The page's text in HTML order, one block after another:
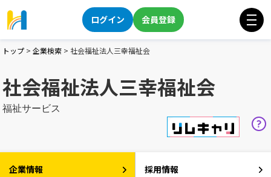
ログイン 会員登録
トップ > 企業検索 > 社会福祉法人三幸福祉会
社会福祉法人三幸福祉会
福祉サービス
企業情報 採用情報